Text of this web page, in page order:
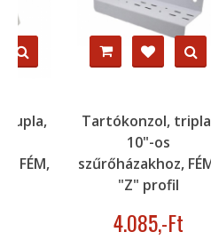
FÉM,
Tartókonzol, tripla,
10"-os
szűrőházakhoz, FÉM,
"Z" profil
4.085,-Ft